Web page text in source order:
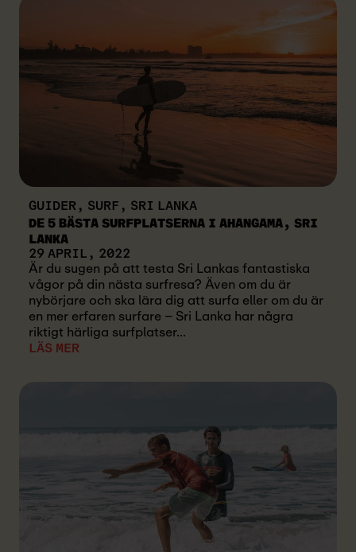
GUIDER, SURF, SRI LANKA
DE 5 BÄSTA SURFPLATSERNA I AHANGAMA, SRI
LANKA
29 APRIL, 2022
Är du sugen på att testa Sri Lankas fantastiska
vågor på din nästa surfresa? Även om du är
nybörjare och ska lära dig att surfa eller om du är
en mer erfaren surfare – Sri Lanka har några
riktigt härliga surfplatser...
LÄS MER